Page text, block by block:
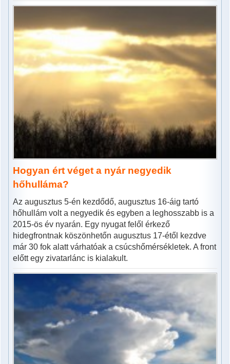
Hogyan ért véget a nyár negyedik
hőhulláma?
Az augusztus 5-én kezdődő, augusztus 16-áig tartó
hőhullám volt a negyedik és egyben a leghosszabb is a
2015-ös év nyarán. Egy nyugat felől érkező
hidegfrontnak köszönhetőn augusztus 17-étől kezdve
már 30 fok alatt várhatóak a csúcshőmérsékletek. A front
előtt egy zivatarlánc is kialakult.